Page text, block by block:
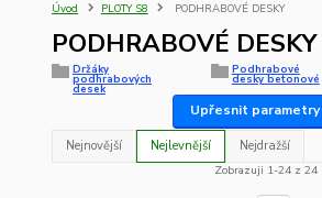
Úvod PLOTY S8 PODHRABOVÉ DESKY
PODHRABOVÉ DESKY
Držáky
podhrabových
desek
Podhrabové
desky betonové
Upřesnit parametry
Nejnovější Nejlevnější
Nejdražší
Zobrazuji 1-24 z 24